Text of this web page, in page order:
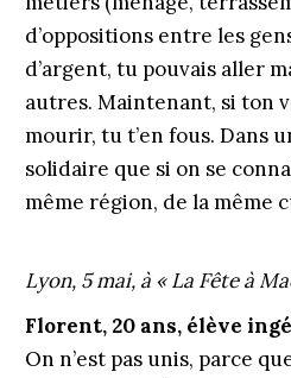
d’oppositions entre les
d’argent, tu pouvais aller
autres. Maintenant, si ton
mourir, tu t’en fous. Dans
solidaire que si on se
même région, de la même
Lyon, 5 mai, à « La Fête à
Florent, 20 ans, élève
On n’est pas unis, parce